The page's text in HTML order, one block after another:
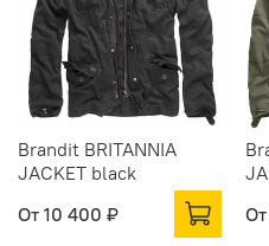
Brandit BRITANNIA
JACKET black
От 10 400 ₽
От